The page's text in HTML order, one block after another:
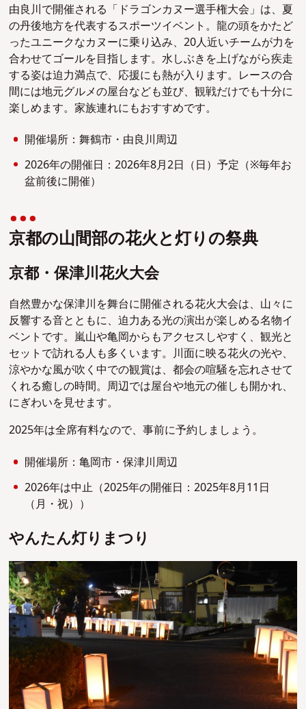
由良川で開催される「ドラゴンカヌー選手権大会」は、夏
の丹後地方を代表するスポーツイベント。龍の頭をかたど
ったユニークなカヌーに乗り込み、20人近いチームが力を
合わせてゴールを目指します。水しぶきを上げながら疾走
する姿は迫力満点で、応援にも熱が入ります。レースの合
間には地元グルメの屋台なども並び、観戦だけでも十分に
楽しめます。家族連れにもおすすめです。
開催場所：舞鶴市・由良川周辺
2026年の開催日：2026年8月2日（日）予定（※毎年お
盆前後に開催）
京都の山間部の花火と灯りの祭典
京都・保津川花火大会
自然豊かな保津川を舞台に開催される花火大会は、山々に
反響する音とともに、迫力ある光の演出が楽しめる名物イ
ベントです。嵐山や亀岡からもアクセスしやすく、観光と
セットで訪れる人も多くいます。川面に映る花火の光や、
涼やかな風が吹く中での観賞は、都会の喧騒を忘れさせて
くれる癒しの時間。周辺では屋台や地元の催しも開かれ、
にぎわいを見せます。
2025年は全席有料なので、事前に予約しましょう。
開催場所：亀岡市・保津川周辺
2026年は中止（2025年の開催日：2025年8月11日
（月・祝））
やんたん灯りまつり